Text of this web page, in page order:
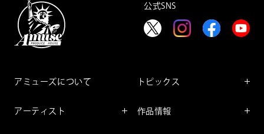
公式SNS
アミューズについて
アーティスト
トピックス
作品情報